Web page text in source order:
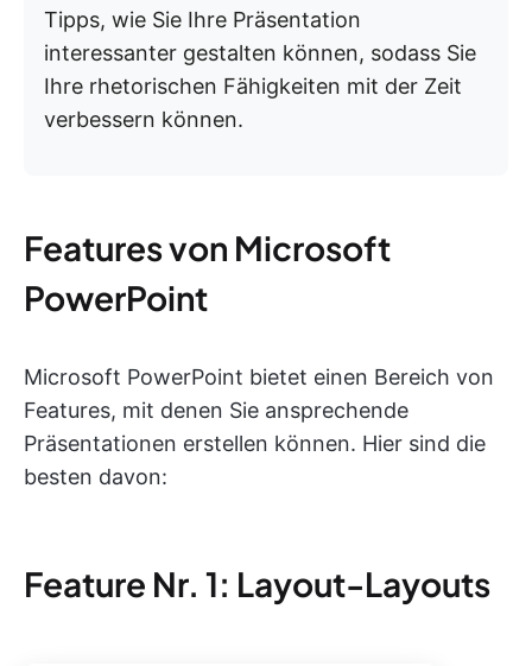
Tipps, wie Sie Ihre Präsentation
interessanter gestalten können, sodass Sie
Ihre rhetorischen Fähigkeiten mit der Zeit
verbessern können.
Features von Microsoft
PowerPoint
Microsoft PowerPoint bietet einen Bereich von
Features, mit denen Sie ansprechende
Präsentationen erstellen können. Hier sind die
besten davon:
Feature Nr. 1: Layout-Layouts